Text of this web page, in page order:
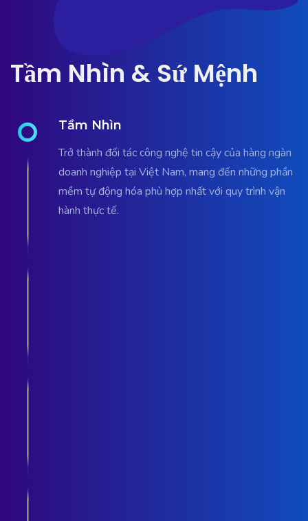
Tầm Nhìn & Sứ Mệnh
Tầm Nhìn
Trở thành đối tác công nghệ tin cậy của hàng ngàn
doanh nghiệp tại Việt Nam, mang đến những phần
mềm tự động hóa phù hợp nhất với quy trình vận
hành thực tế.